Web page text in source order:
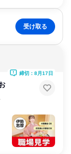
受け取る
締切：8月17日